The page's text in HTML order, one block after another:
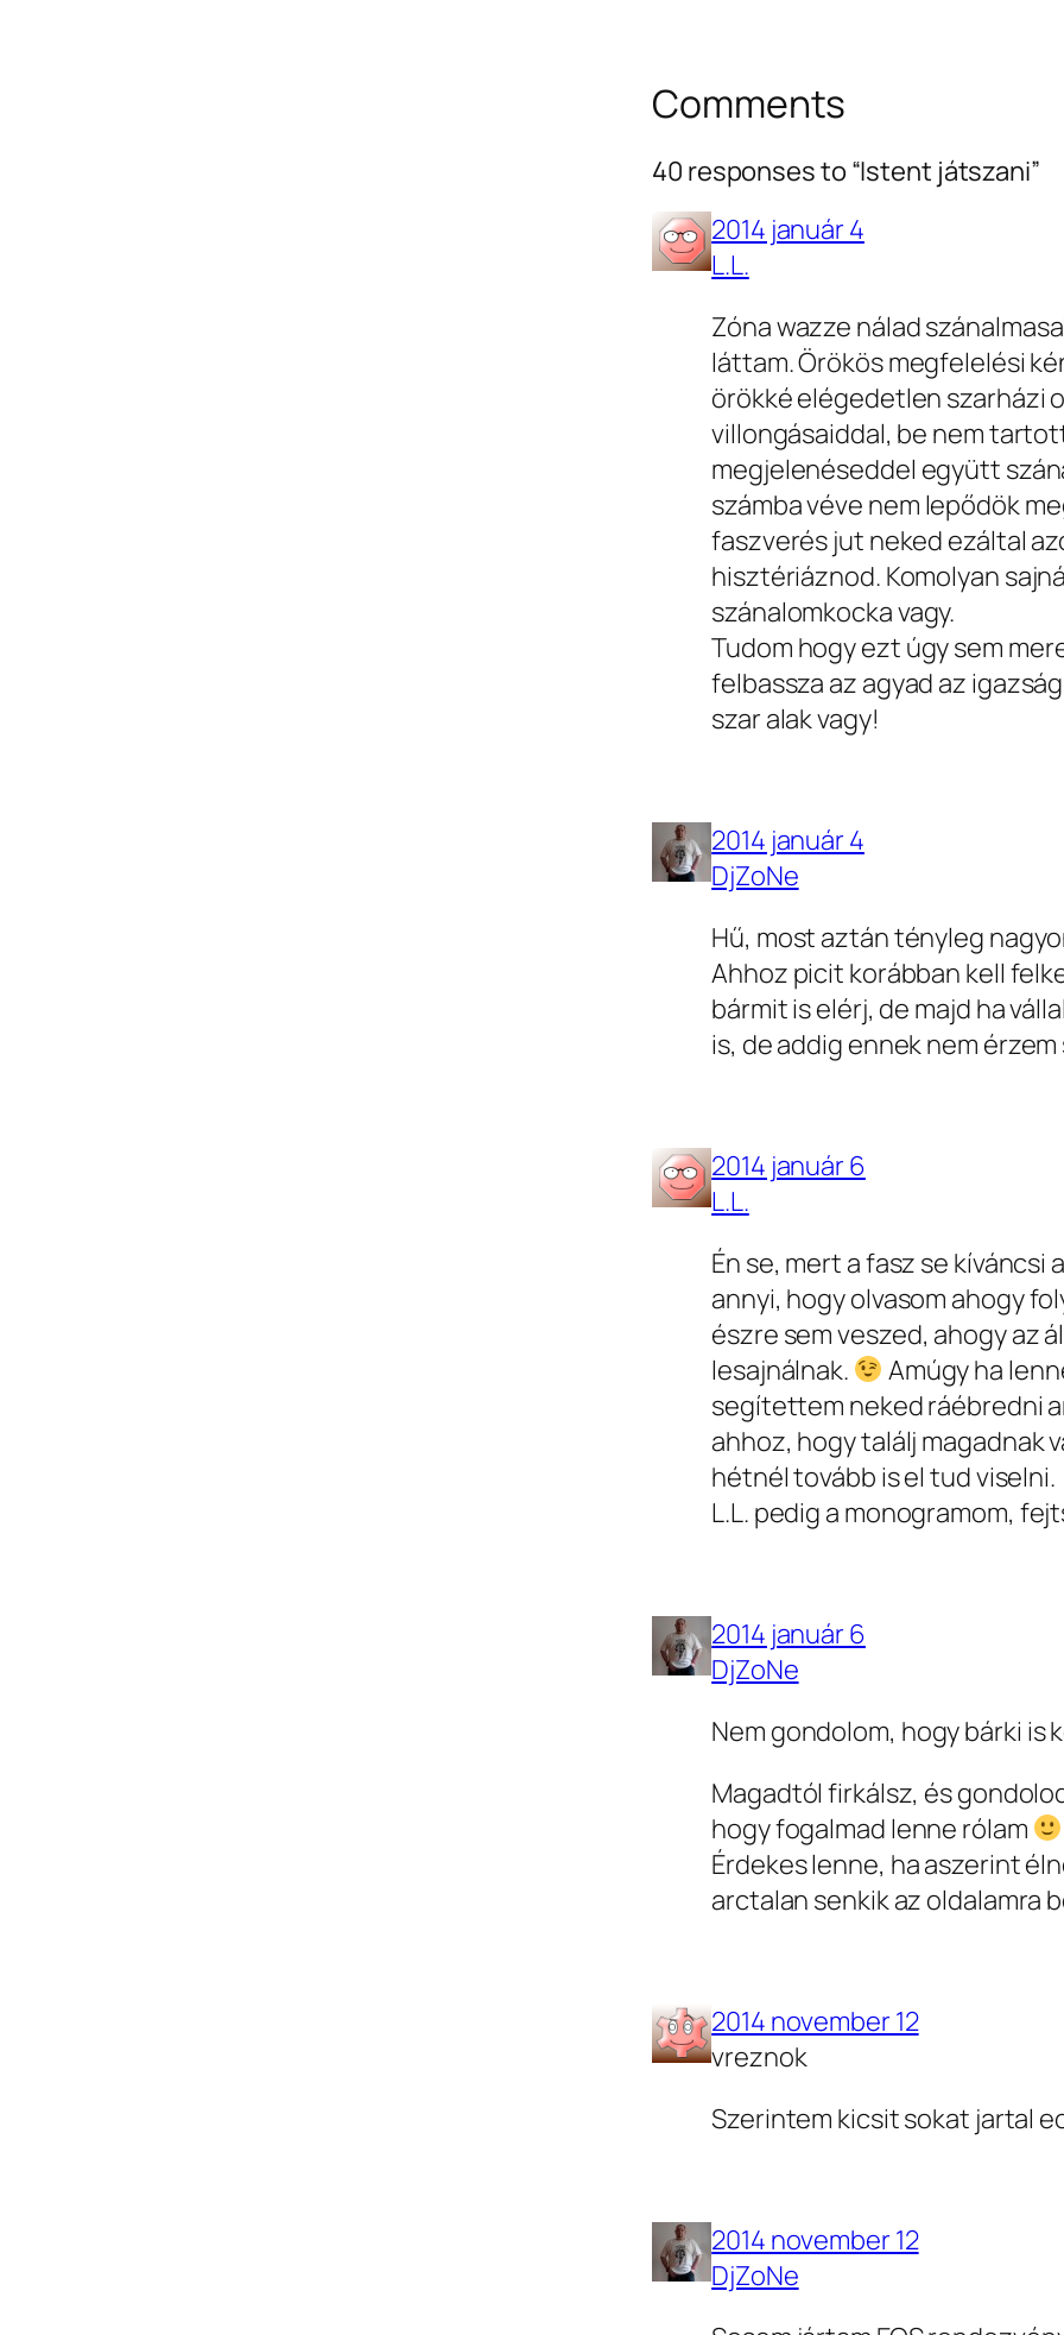
Comments
40 responses to “Istent játszani”
2014 január 4
L.L.
Zóna wazze nálad
láttam. Örökös megfelelési
örökké elégedetlen szarházi
villongásaiddal, be nem
megjelenéseddel együtt
számba véve nem lepődök
faszverés jut neked ezáltal
hisztériáznod. Komolyan
szánalomkocka vagy.
Tudom hogy ezt úgy sem
felbassza az agyad az
szar alak vagy!
2014 január 4
DjZoNe
Hű, most aztán tényleg
Ahhoz picit korábban kell
bármit is elérj, de majd ha
is, de addig ennek nem
2014 január 6
L.L.
Én se, mert a fasz se kíváncsi
annyi, hogy olvasom ahogy
észre sem veszed, ahogy az
lesajnálnak.
Amúgy ha
segítettem neked ráébredni
ahhoz, hogy találj magadnak
hétnél tovább is el tud viselni.
L.L. pedig a monogramom,
2014 január 6
DjZoNe
Nem gondolom, hogy bárki is
Magadtól firkálsz, és
hogy fogalmad lenne rólam
Érdekes lenne, ha aszerint
arctalan senkik az oldalamra
2014 november 12
vreznok
Szerintem kicsit sokat jartal
2014 november 12
DjZoNe